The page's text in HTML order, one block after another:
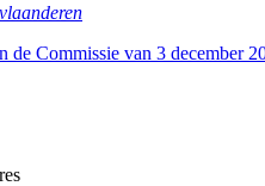
Commissie van 3 december